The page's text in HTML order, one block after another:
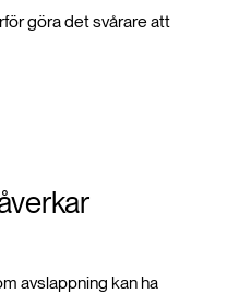
göra det svårare att
avslappning kan ha